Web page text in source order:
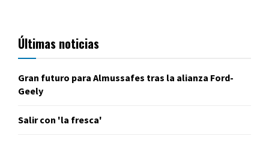
Últimas noticias
Gran futuro para Almussafes tras la alianza Ford-
Geely
Salir con 'la fresca'